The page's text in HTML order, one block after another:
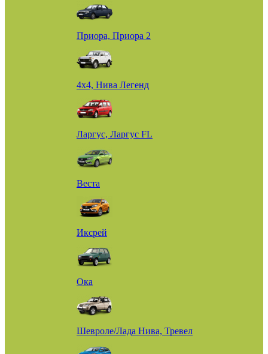
Приора, Приора 2
4х4, Нива Легенд
Ларгус, Ларгус FL
Веста
Иксрей
Ока
Шевроле/Лада Нива, Тревел